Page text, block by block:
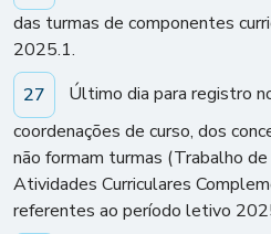
das turmas de componentes
2025.1.
27
Último dia para registro
coordenações de curso, dos
não formam turmas (Trabalho de
Atividades Curriculares
referentes ao período letivo